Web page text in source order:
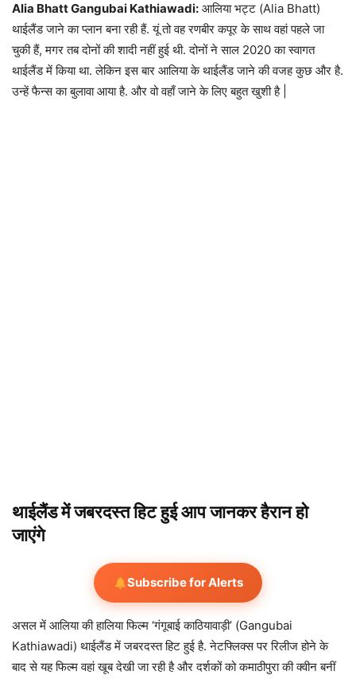
Alia Bhatt Gangubai Kathiawadi:​ आलिया भट्ट (Alia Bhatt)
थाईलैंड जाने का प्लान बना रही हैं. यूं तो वह रणबीर कपूर के साथ वहां पहले जा
चुकी हैं, मगर तब दोनों की शादी नहीं हुई थी. दोनों ने साल 2020 का स्वागत
थाईलैंड में किया था. लेकिन इस बार आलिया के थाईलैंड जाने की वजह कुछ और है.
उन्हें फैन्स का बुलावा आया है. और वो वहाँ जाने के लिए बहुत खुशी है |
थाईलैंड में जबरदस्त हिट हुई आप जानकर हैरान हो
जाएंगे
Subscribe for Alerts
असल में आलिया की हालिया फिल्म ‘गंगूबाई काठियावाड़ी’ (Gangubai
Kathiawadi) थाईलैंड में जबरदस्त हिट हुई है. नेटफ्लिक्स पर रिलीज होने के
बाद से यह फिल्म वहां खूब देखी जा रही है और दर्शकों को कमाठीपुरा की क्वीन बनीं